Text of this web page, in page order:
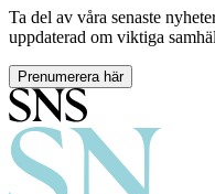
Ta del av våra senaste
uppdaterad om viktiga
Prenumerera här